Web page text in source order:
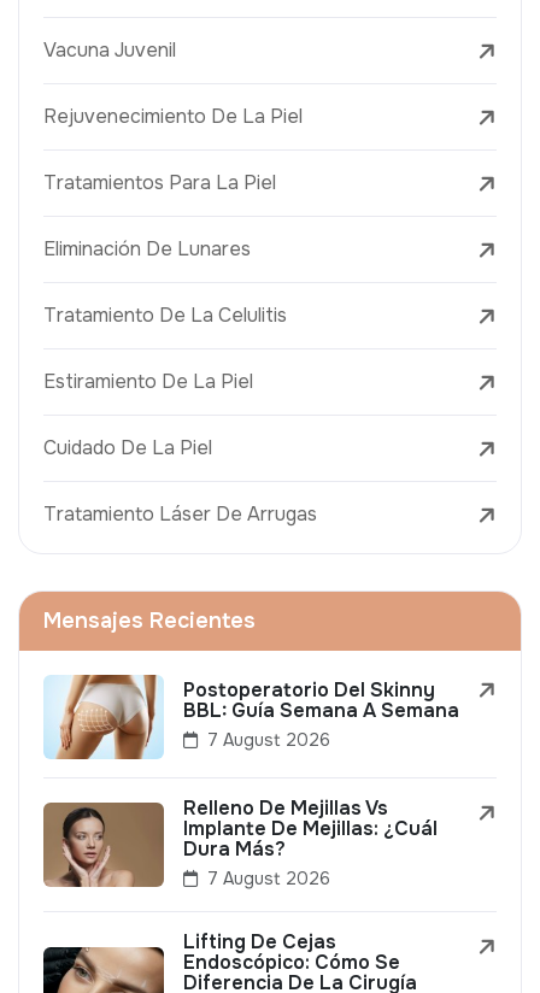
Vacuna Juvenil
Rejuvenecimiento De La Piel
Tratamientos Para La Piel
Eliminación De Lunares
Tratamiento De La Celulitis
Estiramiento De La Piel
Cuidado De La Piel
Tratamiento Láser De Arrugas
Mensajes Recientes
Postoperatorio Del Skinny
BBL: Guía Semana A Semana
7 August 2026
Relleno De Mejillas Vs
Implante De Mejillas: ¿Cuál
Dura Más?
7 August 2026
Lifting De Cejas
Endoscópico: Cómo Se
Diferencia De La Cirugía